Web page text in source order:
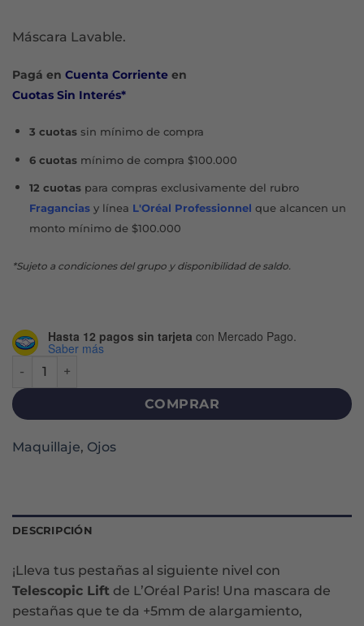
Máscara Lavable.
Pagá en Cuenta Corriente en
Cuotas Sin Interés*
3 cuotassin mínimo de compra
6 cuotasmínimo de compra $100.000
12 cuotaspara compras exclusivamente del rubro
Fraganciasy línea L'Oréal Professionnel que alcancen un
monto mínimo de $100.000
*Sujeto a condiciones del grupo y disponibilidad de saldo.
Hasta 12 pagos sin tarjeta con Mercado Pago.
Saber más
MÁSCARA DE PESTAÑAS TELESCOPIC LIFT WSH cantidad
COMPRAR
Maquillaje, Ojos
DESCRIPCIÓN
¡Lleva tus pestañas al siguiente nivel con
Telescopic Lift de L’Oréal Paris! Una mascara de
pestañas que te da +5mm de alargamiento,